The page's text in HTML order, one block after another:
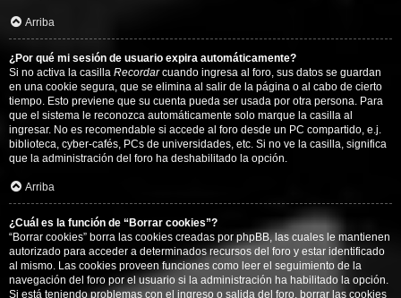
Arriba
¿Por qué mi sesión de usuario expira automáticamente?
Si no activa la casilla Recordarcuando ingresa al foro, sus datos se guardan
en una cookie segura, que se elimina al salir de la página o al cabo de cierto
tiempo. Esto previene que su cuenta pueda ser usada por otra persona. Para
que el sistema le reconozca automáticamente solo marque la casilla al
ingresar. No es recomendable si accede al foro desde un PC compartido, e.j.
biblioteca, cyber-cafés, PCs de universidades, etc. Si no ve la casilla, significa
que la administración del foro ha deshabilitado la opción.
Arriba
¿Cuál es la función de “Borrar cookies”?
“Borrar cookies” borra las cookies creadas por phpBB, las cuales le mantienen
autorizado para acceder a determinados recursos del foro y estar identificado
al mismo. Las cookies proveen funciones como leer el seguimiento de la
navegación del foro por el usuario si la administración ha habilitado la opción.
Si está teniendo problemas con el ingreso o salida del foro, borrar las cookies